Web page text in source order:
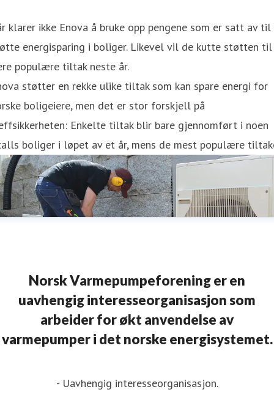
klarer ikke Enova å bruke opp pengene som er satt av til
energisparing i boliger. Likevel vil de kutte støtten til
populære tiltak neste år.
støtter en rekke ulike tiltak som kan spare energi for
boligeiere, men det er stor forskjell på
Enkelte tiltak blir bare gjennomført i noen
boliger i løpet av et år, mens de mest populære
Norsk Varmepumpeforening er en
uavhengig interesseorganisasjon som
arbeider for økt anvendelse av
varmepumper i det norske energisystemet.
- Uavhengig interesseorganisasjon.